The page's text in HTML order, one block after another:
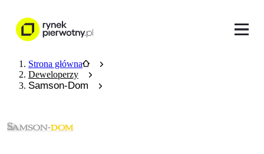
Strona główna
Deweloperzy
Samson-Dom